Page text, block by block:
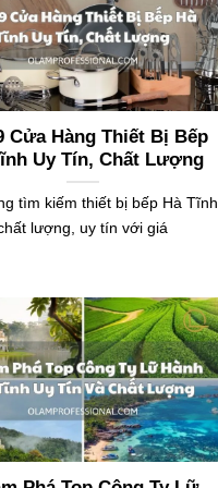
Cửa Hàng Thiết Bị Bếp
Uy Tín, Chất Lượng
tìm kiếm thiết bị bếp Hà Tĩnh
lượng, uy tín với giá